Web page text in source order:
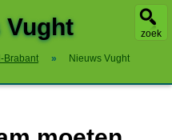
zoek
Vught
Brabant » Nieuws Vught